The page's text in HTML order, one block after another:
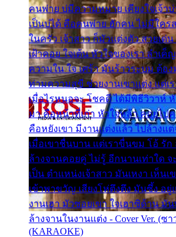
คนพ่าย บ่มีความหมาย เคียงใจเจ้าบ่
เป็นบ่ได้ คือคนพ่าย ฮักคน ไม่มีใคร
ในครัว เจ้าสาว ก็มัวแต่งตัว สวยเด่น
เฝ้าคอย ใจเต้น หัวใจของเรา ลำเค็
ความใน ใจ เศร้า มันร้าวระบม ต้อ
ท่ามความสุขี ช่วยงานเขาแต่ง แต่เ
เมื่อไรหนอจะ โชคดี ได้มีพิธีวิวาห์
มา คือหน้าที่เก่า หัวใจหล้า คอยไป
คือหยังเขา มีงานแต่งแล้ว ไปล้างแ
เมื่อเขาชื่นบาน แต่เราขื่นขม โอ้ รัก
ล้างจานคอยคู่ ไม่รู้ อีกนานเท่าใด
เป็น ตำแหน่งเจ้าสาว มันเหงา เห็น
เข้าพาขวัญ เสียงโห่ตึงตึง มันซึ้ง อ
งานเฮา มัวซอยเขา ใจเฮาซิด้าน มั
ล้างจานในงานแต่ง - Cover Ver. (ซ
(KARAOKE)